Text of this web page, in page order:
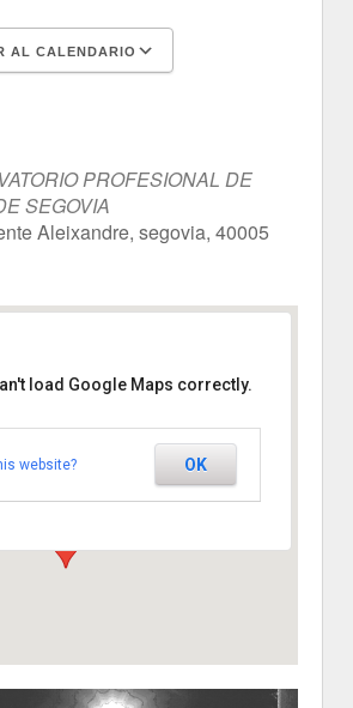
AL CALENDARIO
PROFESIONAL DE
SEGOVIA
Aleixandre, segovia, 40005
DE
Aleixandre - segovia
load Google Maps correctly.
website? OK